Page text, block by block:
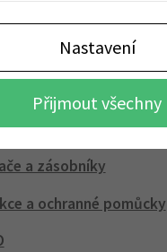
pečící papíry, sáčky, folie
sady
a zásobníky
a ochranné pomůcky
Nastavení
Přijmout všechny